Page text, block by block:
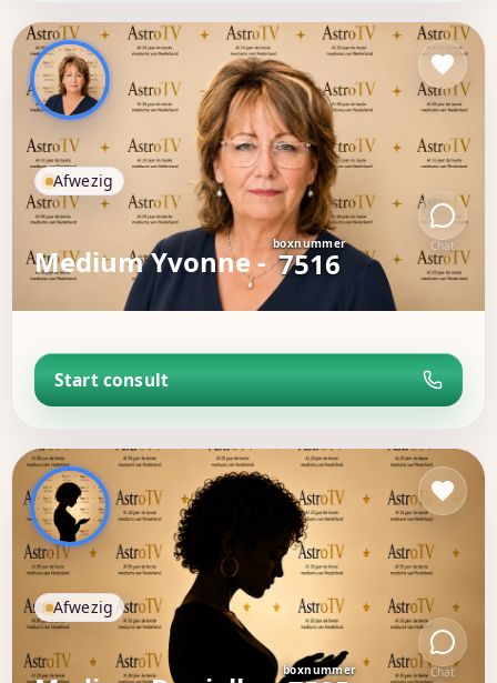
Chat
Afwezig
Medium Yvonne -boxnummer
7516
Start consult
Chat
Afwezig
boxnummer